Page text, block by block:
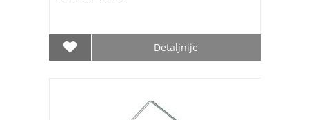
Detaljnije